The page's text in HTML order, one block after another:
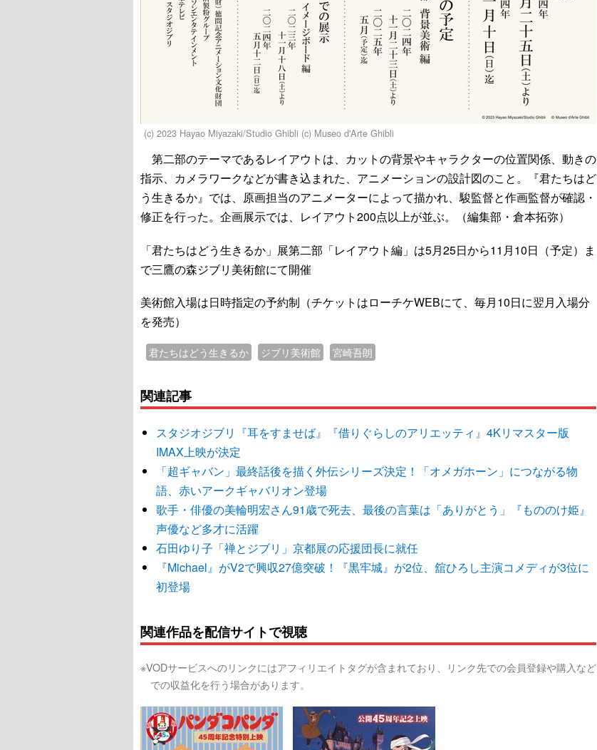
(c) 2023 Hayao Miyazaki/Studio Ghibli (c) Museo d'Arte Ghibli
第二部のテーマであるレイアウトは、カットの背景やキャラクターの位置関係、動きの
指示、カメラワークなどが書き込まれた、アニメーションの設計図のこと。『君たちはど
う生きるか』では、原画担当のアニメーターによって描かれ、駿監督と作画監督が確認・
修正を行った。企画展示では、レイアウト200点以上が並ぶ。（編集部・倉本拓弥）
「君たちはどう生きるか」展第二部「レイアウト編」は5月25日から11月10日（予定）ま
で三鷹の森ジブリ美術館にて開催
美術館入場は日時指定の予約制（チケットはローチケWEBにて、毎月10日に翌月入場分
を発売）
君たちはどう生きるか ジブリ美術館 宮崎吾朗
関連記事
スタジオジブリ『耳をすませば』『借りぐらしのアリエッティ』4Kリマスター版
IMAX上映が決定
「超ギャバン」最終話後を描く外伝シリーズ決定！「オメガホーン」につながる物
語、赤いアークギャバリオン登場
歌手・俳優の美輪明宏さん91歳で死去、最後の言葉は「ありがとう」『もののけ姫』
声優など多才に活躍
石田ゆり子「禅とジブリ」京都展の応援団長に就任
『Michael』がV2で興収27億突破！『黒牢城』が2位、舘ひろし主演コメディが3位に
初登場
関連作品を配信サイトで視聴
※VODサービスへのリンクにはアフィリエイトタグが含まれており、リンク先での会員登録や購入など
での収益化を行う場合があります。